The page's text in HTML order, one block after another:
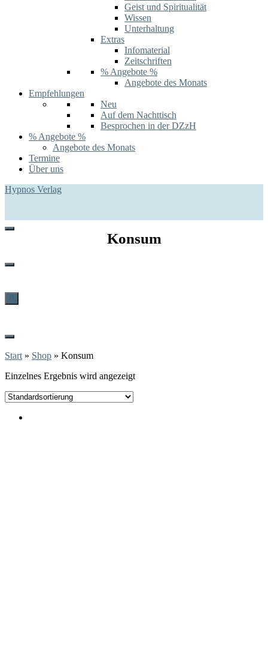
Geist und Spiritualität
Wissen
Unterhaltung
Extras
Infomaterial
Zeitschriften
% Angebote %
Angebote des Monats
Empfehlungen
Neu
Auf dem Nachttisch
Besprochen in der DZzH
% Angebote %
Angebote des Monats
Termine
Über uns
Hypnos Verlag
Konsum
Start » Shop » Konsum
Einzelnes Ergebnis wird angezeigt